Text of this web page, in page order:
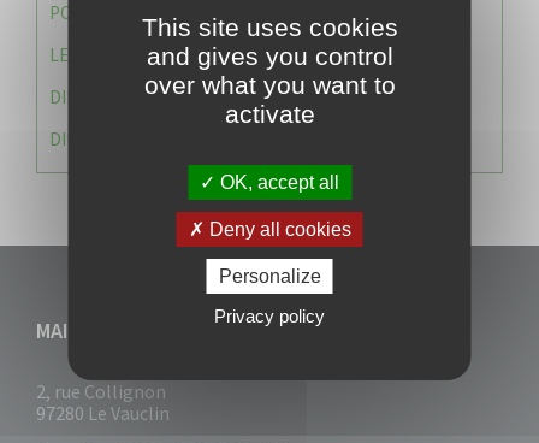
POLICE MUNICIPALE
LE CABINET DU MAIRE
DIRECTION DES RESSOURCES ET MOYENS
DIRECTION DU DEVELLOPPEMENT URBAIN DURABL
MAIRIE DU VAUCLIN
2, rue Collignon
97280 Le Vauclin
This site uses cookies
and gives you control
over what you want to
activate
OK, accept all
Deny all cookies
Personalize
Privacy policy